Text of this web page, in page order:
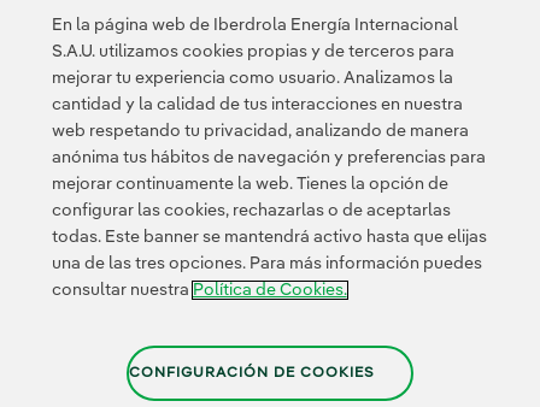
Administración
Informes
Sostenibilidad
Nuestros
compromisos
Medio ambiente
Innovación
Proveedores
Portal de Proveedor
En la página web de Iberdrola Energía Internacional
S.A.U. utilizamos cookies propias y de terceros para
mejorar tu experiencia como usuario. Analizamos la
cantidad y la calidad de tus interacciones en nuestra
web respetando tu privacidad, analizando de manera
anónima tus hábitos de navegación y preferencias para
mejorar continuamente la web. Tienes la opción de
configurar las cookies, rechazarlas o de aceptarlas
todas. Este banner se mantendrá activo hasta que elijas
una de las tres opciones. Para más información puedes
consultar nuestra Política de Cookies.
CONFIGURACIÓN DE COOKIES